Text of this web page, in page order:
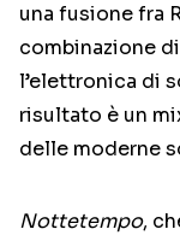
una fusione fra
combinazione
l’elettronica di
risultato è un
delle moderne
Nottetempo,